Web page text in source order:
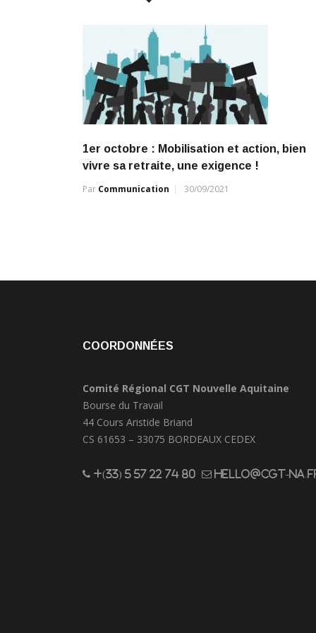
1er octobre : Mobilisation et action, bien
vivre sa retraite, une exigence !
Par Communication 30/09/2021
COORDONNÉES
Comité Régional CGT Nouvelle Aquitaine
Bourse du Travail
44 Cours Aristide Briand
CS 61653 – 33075 BORDEAUX CEDEX
+(33) 5 57 22 74 80 hello@cgt-